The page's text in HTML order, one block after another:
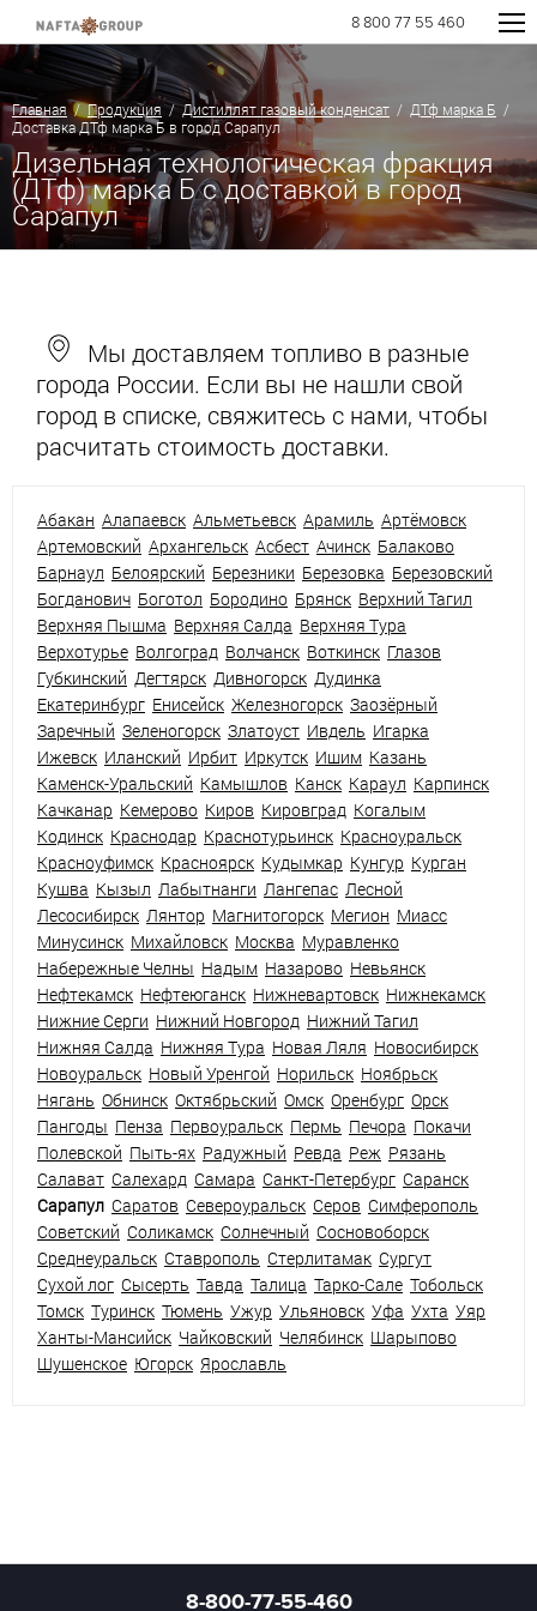
8 800 77 55 460
Главная/Продукция/Дистиллят газовый конденсат / ДТф марка Б /
Доставка ДТф марка Б в город Сарапул
Дизельная технологическая фракция
(ДТф) марка Б с доставкой в город
Сарапул
Мы доставляем топливо в разные
города России. Если вы не нашли свой
город в списке, свяжитесь с нами, чтобы
расчитать стоимость доставки.
Абакан Алапаевск Альметьевск Арамиль Артёмовск
Артемовский Архангельск Асбест Ачинск Балаково
Барнаул Белоярский Березники Березовка Березовский
Богданович Боготол Бородино Брянск Верхний Тагил
Верхняя Пышма Верхняя Салда Верхняя Тура
Верхотурье Волгоград Волчанск Воткинск Глазов
Губкинский Дегтярск Дивногорск Дудинка
Екатеринбург Енисейск Железногорск Заозёрный
Заречный Зеленогорск Златоуст Ивдель Игарка
Ижевск Иланский Ирбит Иркутск Ишим Казань
Каменск-Уральский Камышлов Канск Караул Карпинск
Качканар Кемерово Киров Кировград Когалым
Кодинск Краснодар Краснотурьинск Красноуральск
Красноуфимск Красноярск Кудымкар Кунгур Курган
Кушва Кызыл Лабытнанги Лангепас Лесной
Лесосибирск Лянтор Магнитогорск Мегион Миасс
Минусинск Михайловск Москва Муравленко
Набережные Челны Надым Назарово Невьянск
Нефтекамск Нефтеюганск Нижневартовск Нижнекамск
Нижние Серги Нижний Новгород Нижний Тагил
Нижняя Салда Нижняя Тура Новая Ляля Новосибирск
Новоуральск Новый Уренгой Норильск Ноябрьск
Нягань Обнинск Октябрьский Омск Оренбург Орск
Пангоды Пенза Первоуральск Пермь Печора Покачи
Полевской Пыть-ях Радужный Ревда Реж Рязань
Салават Салехард Самара Санкт-Петербург Саранск
Сарапул Саратов Североуральск Серов Симферополь
Советский Соликамск Солнечный Сосновоборск
Среднеуральск Ставрополь Стерлитамак Сургут
Сухой лог Сысерть Тавда Талица Тарко-Сале Тобольск
Томск Туринск Тюмень Ужур Ульяновск Уфа Ухта Уяр
Ханты-Мансийск Чайковский Челябинск Шарыпово
Шушенское Югорск Ярославль
8-800-77-55-460